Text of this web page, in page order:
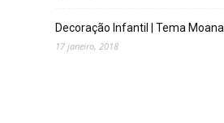
Decoração Infantil | Tema Moana
17 janeiro, 2018